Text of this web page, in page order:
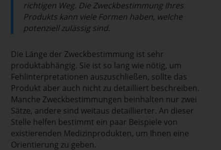
richtigen Weg. Die Zweckbestimmung Ihres
Produkts kann viele Formen haben, welche
potenziell zulässig sind.
Die Länge der Zweckbestimmung ist sehr
produktabhängig. Sie ist so lang wie nötig, um
Fehlinterpretationen auszuschließen, sollte das
Produkt aber auch nicht zu detailliert beschreiben.
Manche Zweckbestimmungen beinhalten nur zwei
Sätze, andere sind weitaus detaillierter. An dieser
Stelle helfen bestimmt ein paar Beispiele von
existierenden Medizinprodukten, um Ihnen eine
Orientierung zu geben.